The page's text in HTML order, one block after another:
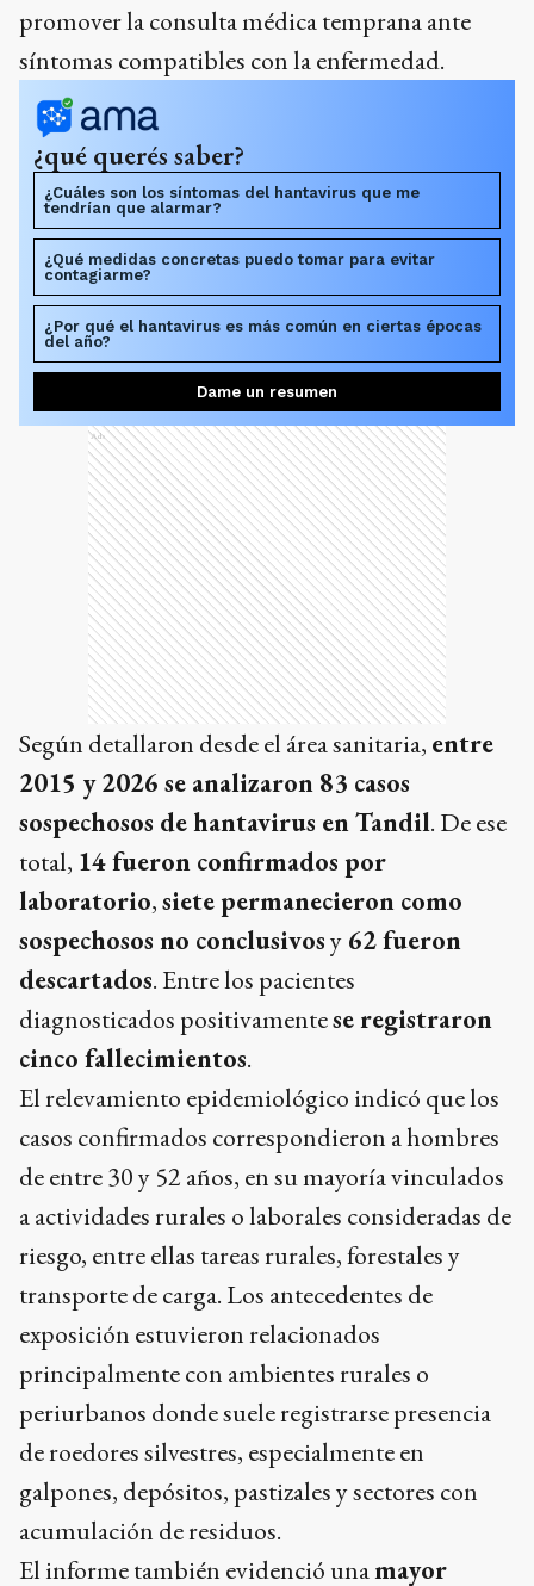
promover la consulta médica temprana ante
síntomas compatibles con la enfermedad.
¿qué querés saber?
¿Cuáles son los síntomas del hantavirus que me
tendrían que alarmar?
¿Qué medidas concretas puedo tomar para evitar
contagiarme?
¿Por qué el hantavirus es más común en ciertas épocas
del año?
Dame un resumen
Ads
Según detallaron desde el área sanitaria, entre
2015 y 2026 se analizaron 83 casos
sospechosos de hantavirus en Tandil. De ese
total, 14 fueron confirmados por
laboratorio,siete permanecieron como
sospechosos no conclusivosy 62 fueron
descartados. Entre los pacientes
diagnosticados positivamentese registraron
cinco fallecimientos.
El relevamiento epidemiológico indicó que los
casos confirmados correspondieron a hombres
de entre 30 y 52 años, en su mayoría vinculados
a actividades rurales o laborales consideradas de
riesgo, entre ellas tareas rurales, forestales y
transporte de carga. Los antecedentes de
exposición estuvieron relacionados
principalmente con ambientes rurales o
periurbanos donde suele registrarse presencia
de roedores silvestres, especialmente en
galpones, depósitos, pastizales y sectores con
acumulación de residuos.
El informe también evidenció unamayor